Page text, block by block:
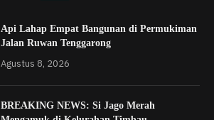
Api Lahap Empat Bangunan di Permukiman
Jalan Ruwan Tenggarong
Agustus 8, 2026
BREAKING NEWS: Si Jago Merah